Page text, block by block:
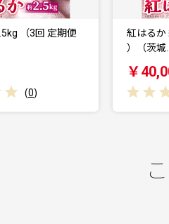
（6回 定期便
(
紅あず
返礼品
￥